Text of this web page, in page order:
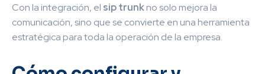
Con la integración, el sip trunkno solo mejora la
comunicación, sino que se convierte en una herramienta
estratégica para toda la operación de la empresa.